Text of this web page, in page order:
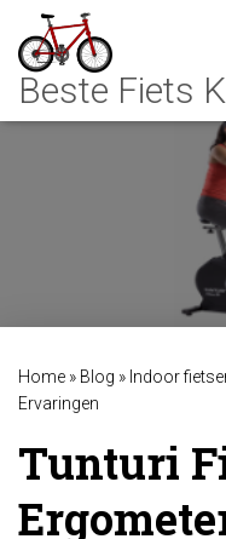
Home » Blog » Indoor
Ervaringen
Tunturi